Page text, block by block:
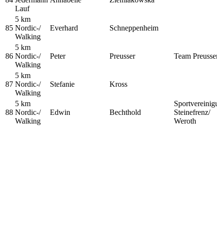
Lauf
85
5 km
Nordic-/
Walking
Everhard Schneppenheim
86
5 km
Nordic-/
Walking
Peter Preusser Team
87
5 km
Nordic-/
Walking
Stefanie Kross
88
5 km
Nordic-/
Walking
Edwin Bechthold
Steinefrenz/
Weroth